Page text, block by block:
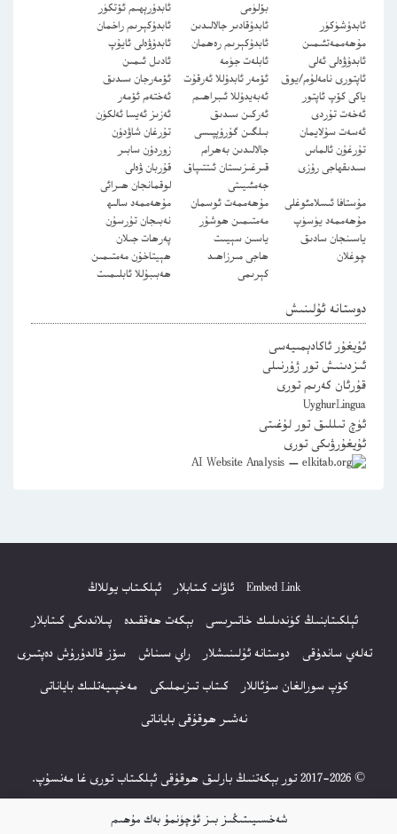
شەخسىيىتىڭىز بىز ئۈچۈنمۇ بەك مۇھىم
بۆلۈمى
ئابدۇرېھىم ئۆتكۈر
ئابدۇشۈكۈر
مۇھەممەتئىمىن
ئابدۇقادىر جالالىدىن
ئابدۇكېرىم راخمان
ئابدۇكېرىم رەھمان
ئابدۇۋەلى ئايۇپ
ئابدۇۋەلى ئەلى
ئابلەت جۈمە
ئادىل ئىمىن
ئاپتورى نامەلۇم/يوق
ياكى كۆپ ئاپتور
ئۆمەر ئابدۇللا ئەرقۇت
ئۆمەرجان سىدىق
ئەبەيدۇللا ئىبراھىم
ئەختەم ئۆمەر
ئەخەت تۇردى
ئەركىن سىدىق
ئەزىز ئەيسا ئەلكۈن
ئەسەت سۇلايمان
بىلگىن گۇرۇپپىسى
تۇرغان شاۋدۇن
تۇرغۇن ئالماس
جالالىدىن بەھرام
زوردۇن سابىر
سىدىقھاجى رۇزى
قىرغىزىستان ئىتتىپاق
جەمئىيىتى
قۇربان ۋەلى
لوقمانجان ھىرائى
مۇستافا ئىسلامئوغلى
مۇھەممەت ئوسمان
مۇھەممەد سالىھ
مۇھەممەد يۈسۈپ
مەمتىمىن ھوشۇر
نەبىجان تۇرسۇن
ياسىنجان سادىق
چوغلان
ياسىن سېيىت
پەرھات جىلان
ھاجى مىرزاھىد
كېرىمى
ھېيتاخۇن مەمتىمىن
ھەبىبۇللا ئابلىمىت
دوستانە ئۇلىنىش
ئۇيغۇر ئاكادېمىيەسى
ئىزدىنىش تور ژۇرنىلى
قۇرئان كەرىم تورى
UyghurLingua
ئۈچ تىللىق تور لۇغىتى
ئۇيغۇرۋىكى تورى
Embed Link ئاۋات كىتابلار
ئېلكىتاب يوللاڭ
ئېلكىتابنىڭ كۈندىلىك خاتىرىسى
بېكەت ھەققىدە
پىلاندىكى كىتابلار
تەلەي ساندۇقى
دوستانە ئۇلىنىشلار راي سىناش
سۆز قالدۇرۇش دەپتىرى
كۆپ سورالغان سۇئاللار
كىتاب تىزىملىكى
مەخپىيەتلىك باياناتى
نەشىر ھوقۇقى باياناتى
© 2017-2026 تور بېكەتنىڭ بارلىق ھوقۇقى ئېلكىتاب تورى غا مەنسۇپ.
باشلىقى بىلەن بىۋاستە ئالاقە قىلىڭ: elkitabtori@gmail.com